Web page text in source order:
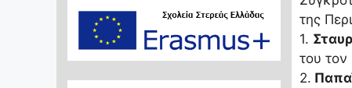
της
1.
του
2.